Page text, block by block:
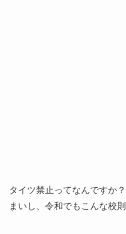
タイツ禁止ってなんですか
まいし、令和でもこんな校